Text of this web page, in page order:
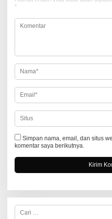
s
o
s
*
Simpan nama, email, dan situs
komentar saya berikutnya.
C